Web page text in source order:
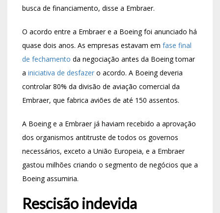
busca de financiamento, disse a Embraer.
O acordo entre a Embraer e a Boeing foi anunciado há
quase dois anos. As empresas estavam em fase final
de fechamento da negociação antes da Boeing tomar
a iniciativa de desfazer o acordo. A Boeing deveria
controlar 80% da divisão de aviação comercial da
Embraer, que fabrica aviões de até 150 assentos.
A Boeing e a Embraer já haviam recebido a aprovação
dos organismos antitruste de todos os governos
necessários, exceto a União Europeia, e a Embraer
gastou milhões criando o segmento de negócios que a
Boeing assumiria.
Rescisão indevida